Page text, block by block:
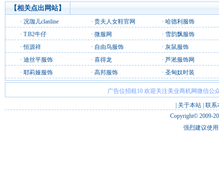
【相关点出网站】
· 况珈儿clanline · 贵夫人女鞋官网 · 哈德利服饰
· T.B2牛仔 · 微服网 · 雪韵飘服饰
·恒源祥 · 自由鸟服饰 · 灰鼠服饰
· 迪丝平服饰 · 喜得龙 · 芦淞服饰网
· 耶莉娅服饰 · 高邦服饰 · 圣甸奴时装
广告位招租10 欢迎关注美业商机网微信公
关于本站 联系
Copyright© 2009-
强烈建议使